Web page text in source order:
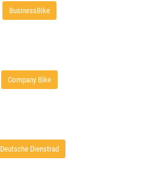
BusinessBike
Company Bike
Deutsche Dienstrad